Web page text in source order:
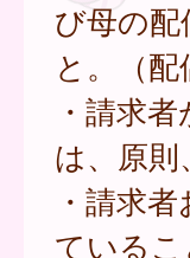
び母の
と。（
・請求
は、原
・請求
ているこ